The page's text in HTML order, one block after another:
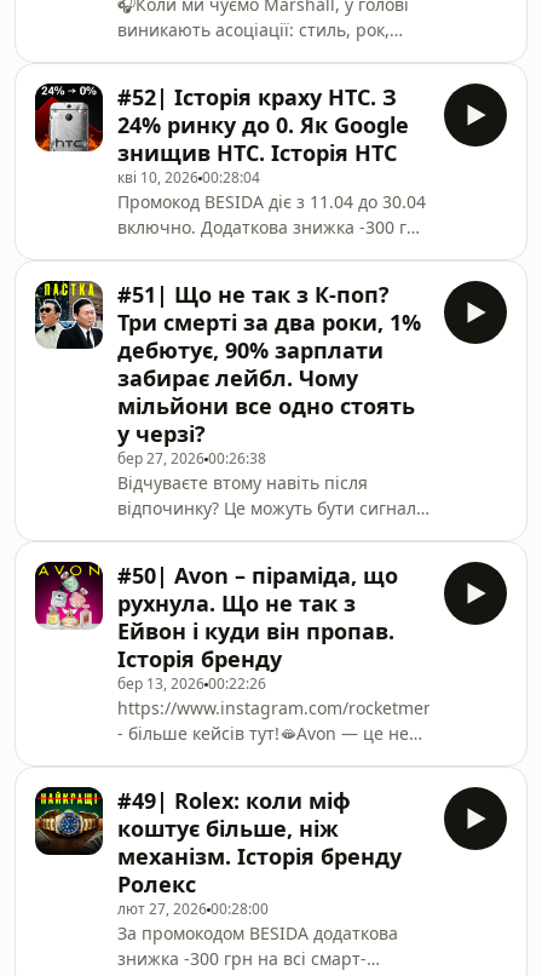
📺У цьому відео розбир
виникають асоціації: стиль, рок,
коли всі інші бренди йдуть в
футуристичний дизайн, Marshall
залишається таким, як є? 🤘У цьому
відео вас чекає історія Marshall і те,
як бренд став більше, ніж
виробником аудіотехніки. Чому
люди впізнають його з першого
погляду? Чому Marshall асоціюється
з бунтом,
#52| Історія краху HTC. З
24% ринку до 0. Як Google
знищив HTC. Історія HTC
кві 10, 202600:28:04
Промокод BESIDA діє з 11.04 до 30.04
включно. Додаткова знижка -300 грн
https://ti.ua/bes14https://www.instagram.com/
- більше кейсів тут!📲Колись HTC був
брендом, який задавав темп у світі
смартфонів, а сьогодні його історія
звучить майже як попередження
для всього ринку. У цьому відео ми
розбираємо, як HTC пройшов шлях
від піонера до симв
#51| Що не так з К-поп?
Три смерті за два роки, 1%
дебютує, 90% зарплати
забирає лейбл. Чому
мільйони все одно стоять
у черзі?
бер 27, 202600:26:38
Відчуваєте втому навіть після
відпочинку? Це можуть бути сигнали
підтримку. Пройдіть короткий тест
за посиланням і з промокодом
«besida30» отримайте 30% знижки
на першу сесію з будь-яким
психологом:
https://mindlyspace.com/besida1https://
- більше кейсів тут!Ззовні це може
виглядати як яскравий світ, де k-po
#50| Avon – піраміда, що
рухнула. Що не так з
Ейвон і куди він пропав.
Історія бренду
бер 13, 202600:22:26
https://www.instagram.com/rocketmen.agency/
- більше кейсів тут!🫦Avon — це не
будувалися образ успіху, жіночого
підприємництва і доступної краси.
Та за знайомою вітриною з назвою
Ейвон поступово накопичилися
незручні питання: чому дедалі
частіше згадують Avon банкрутство
2024, чи справді це фінансова
#49| Rolex: коли міф
коштує більше, ніж
механізм. Історія бренду
Ролекс
лют 27, 202600:28:00
За промокодом BESIDA додаткова
знижка -300 грн на всі смарт-